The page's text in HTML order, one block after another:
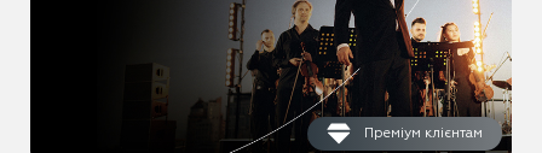
Преміум клієнтам